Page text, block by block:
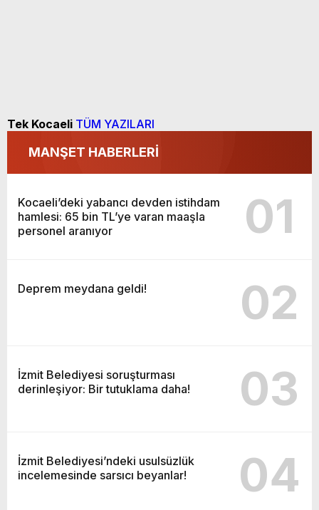
Tek Kocaeli TÜM YAZILARI
MANŞET HABERLERİ
Kocaeli’deki yabancı devden istihdam
hamlesi: 65 bin TL’ye varan maaşla
personel aranıyor
01
Deprem meydana geldi! 02
İzmit Belediyesi soruşturması
derinleşiyor: Bir tutuklama daha!
03
İzmit Belediyesi’ndeki usulsüzlük
incelemesinde sarsıcı beyanlar!
04